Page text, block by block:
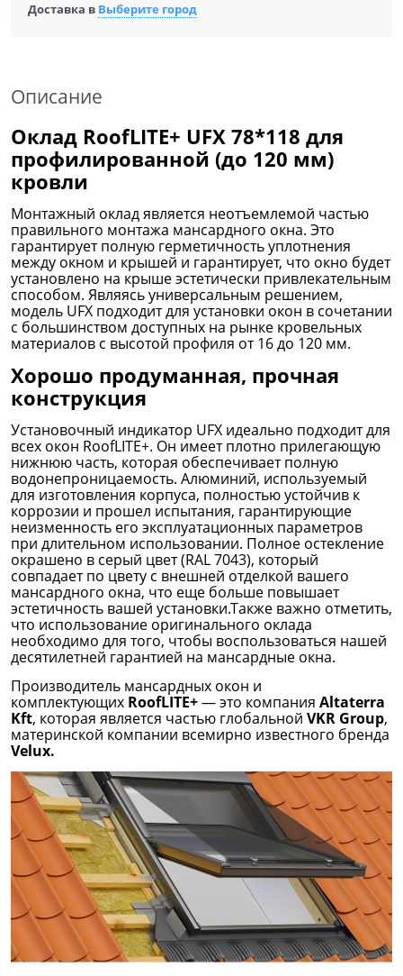
Доставка в Выберите город
Описание
Оклад RoofLITE+ UFX 78*118 для
профилированной (до 120 мм)
кровли
Монтажный оклад является неотъемлемой частью
правильного монтажа мансардного окна. Это
гарантирует полную герметичность уплотнения
между окном и крышей и гарантирует, что окно будет
установлено на крыше эстетически привлекательным
способом. Являясь универсальным решением,
модель UFX подходит для установки окон в сочетании
с большинством доступных на рынке кровельных
материалов с высотой профиля от 16 до 120 мм.
Хорошо продуманная, прочная
конструкция
Установочный индикатор UFX идеально подходит для
всех окон RoofLITE+. Он имеет плотно прилегающую
нижнюю часть, которая обеспечивает полную
водонепроницаемость. Алюминий, используемый
для изготовления корпуса, полностью устойчив к
коррозии и прошел испытания, гарантирующие
неизменность его эксплуатационных параметров
при длительном использовании. Полное остекление
окрашено в серый цвет (RAL 7043), который
совпадает по цвету с внешней отделкой вашего
мансардного окна, что еще больше повышает
эстетичность вашей установки.Также важно отметить,
что использование оригинального оклада
необходимо для того, чтобы воспользоваться нашей
десятилетней гарантией на мансардные окна.
Производитель мансардных окон и
комплектующих RoofLITE+— это компания Altaterra
Kft, которая является частью глобальной VKR Group,
материнской компании всемирно известного бренда
Velux.